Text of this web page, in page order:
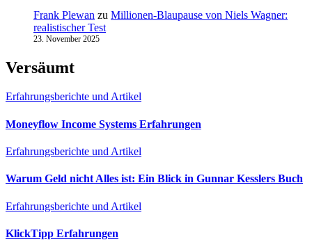
Frank Plewan zu Millionen‑Blaupause von Niels Wagner:
realistischer Test
23. November 2025
Versäumt
Erfahrungsberichte und Artikel
Moneyflow Income Systems Erfahrungen
Erfahrungsberichte und Artikel
Warum Geld nicht Alles ist: Ein Blick in Gunnar Kesslers Buch
Erfahrungsberichte und Artikel
KlickTipp Erfahrungen